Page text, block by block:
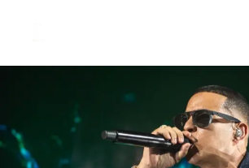
Inicio Real FM
Streaming